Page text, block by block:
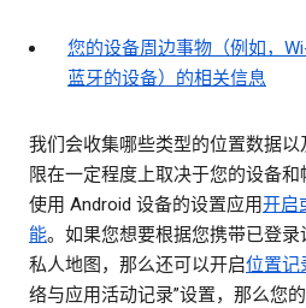
您的设备周边事物（例如，
蓝牙的设备）的相关信息
我们会收集哪些类型的位置数据
限在一定程度上取决于您的设备
使用 Android 设备的设置应用开启
能。如果您想要根据您携带已登
私人地图，那么还可以开启位置记
络与应用活动记录”设置，那么您